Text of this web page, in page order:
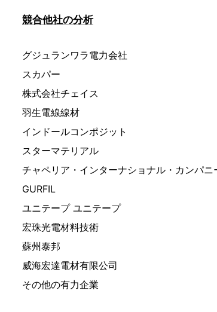
競合他社の分析
グジュランワラ電力会社
スカパー
株式会社チェイス
羽生電線線材
インドールコンポジット
スターマテリアル
チャペリア・インターナショナル・カンパニ
GURFIL
ユニテープ ユニテープ
宏珠光電材料技術
蘇州泰邦
威海宏達電材有限公司
その他の有力企業